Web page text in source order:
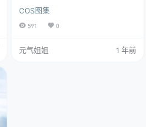
系少女本尊，这个00后的广东妹
子，从三年前第y次出cos开始就自
带"萌即正义"的buff，每次发图都能
文章末尾获取(收藏本站不迷路) 说实
COS图集
591 0
元气姐姐 1 年前